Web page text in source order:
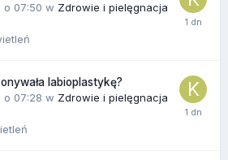
o 07:50 w Zdrowie i pielęgnacja
labioplastykę?
o 07:28 w Zdrowie i pielęgnacja